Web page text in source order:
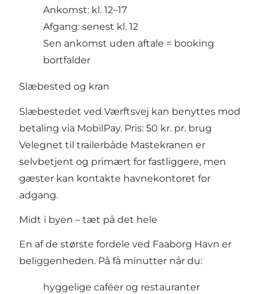
Ankomst: kl. 12–17
Afgang: senest kl. 12
Sen ankomst uden aftale = booking
bortfalder
Slæbested og kran
Slæbestedet ved Værftsvej kan benyttes mod
betaling via MobilPay. Pris: 50 kr. pr. brug
Velegnet til trailerbåde Mastekranen er
selvbetjent og primært for fastliggere, men
gæster kan kontakte havnekontoret for
adgang.
Midt i byen – tæt på det hele
En af de største fordele ved Faaborg Havn er
beliggenheden. På få minutter når du:
hyggelige caféer og restauranter